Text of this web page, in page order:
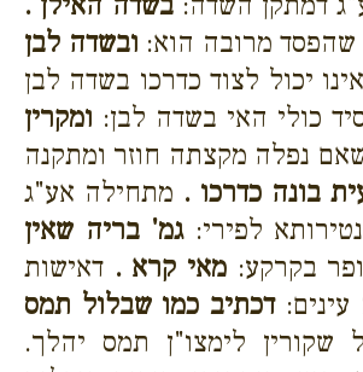
שהפסד מרובה הוא: ובשדה לבן
יכול לצוד כדרכו בשדה לבן
כולי האי בשדה לבן: ומקרין
נפלה מקצתה חוזר ומתקנה
בונה כדרכו . מתחילה אע"ג
לפירי:גמ' בריה שאין
בקרקע:מאי קרא . דאישות
עינים:דכתיב כמו שבלול תמס
שקורין לימצו"ן תמס יהלך.